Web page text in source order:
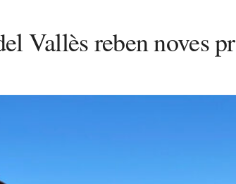
Vallès reben noves